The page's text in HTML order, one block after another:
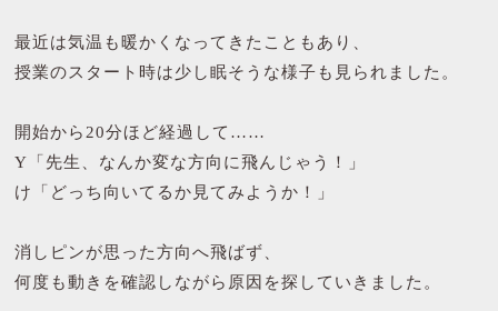
最近は気温も暖かくなってきたこともあり、
授業のスタート時は少し眠そうな様子も見られました。
開始から20分ほど経過して……
Y「先生、なんか変な方向に飛んじゃう！」
け「どっち向いてるか見てみようか！」
消しピンが思った方向へ飛ばず、
何度も動きを確認しながら原因を探していきました。